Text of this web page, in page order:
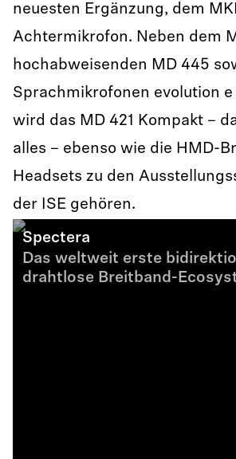
neuesten Ergänzung, dem
Achtermikrofon. Neben dem
hochabweisenden MD 445
Sprachmikrofonen evolution
wird das MD 421 Kompakt –
alles – ebenso wie die HMD-
Headsets zu den
der ISE gehören.
Spectera
Das weltweit erste
drahtlose Breitband-